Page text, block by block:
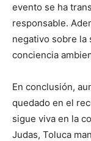
evento se ha
responsable.
negativo sobre la
conciencia
En conclusión,
quedado en el
sigue viva en la
Judas, Toluca